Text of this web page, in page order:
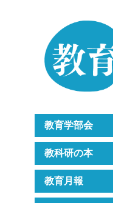
教科研のご紹介
月刊誌『教育』
教育学部会
教科研の本
教育月報